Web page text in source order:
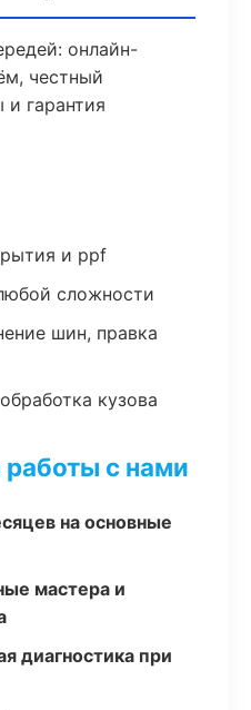
онлайн-
честный
и гарантия
и ppf
сложности
шин, правка
кузова
с нами
на основные
мастера и
диагностика при